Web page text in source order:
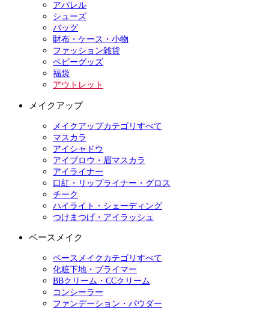
アパレル
シューズ
バッグ
財布・ケース・小物
ファッション雑貨
ベビーグッズ
福袋
アウトレット
メイクアップ
メイクアップカテゴリすべて
マスカラ
アイシャドウ
アイブロウ・眉マスカラ
アイライナー
口紅・リップライナー・グロス
チーク
ハイライト・シェーディング
つけまつげ・アイラッシュ
ベースメイク
ベースメイクカテゴリすべて
化粧下地・プライマー
BBクリーム・CCクリーム
コンシーラー
ファンデーション・パウダー